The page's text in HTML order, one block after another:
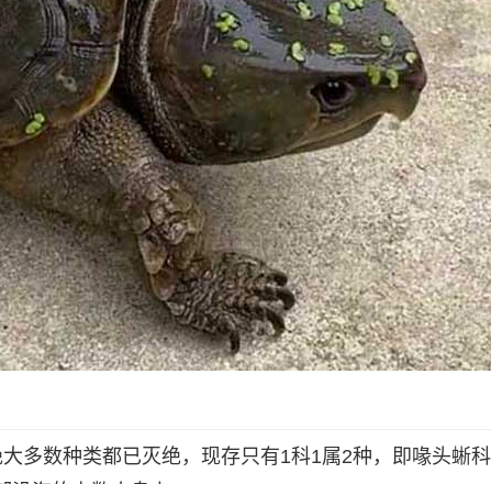
多数种类都已灭绝，现存只有1科1属2种，即喙头蜥